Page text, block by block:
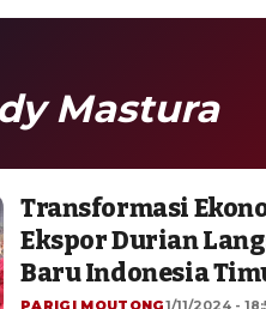
Mastura
Transformasi
Ekspor Durian
Baru Indonesia
PARIGI MOUTONG1/11/2024 -